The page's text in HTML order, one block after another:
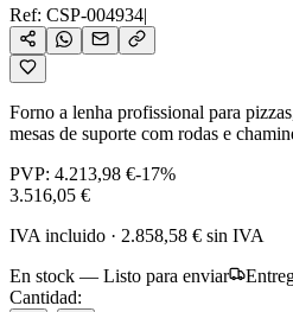
Ref: CSP-004934|
Forno a lenha profissional para
mesas de suporte com rodas e
PVP: 4.213,98 €-17%
3.516,05 €
IVA incluido · 2.858,58 € sin IVA
En stock — Listo para enviar
Cantidad: